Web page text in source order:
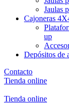
Jaulas
Cajoneras
up
Depósitos de
Contacto
Tienda online
Tienda online